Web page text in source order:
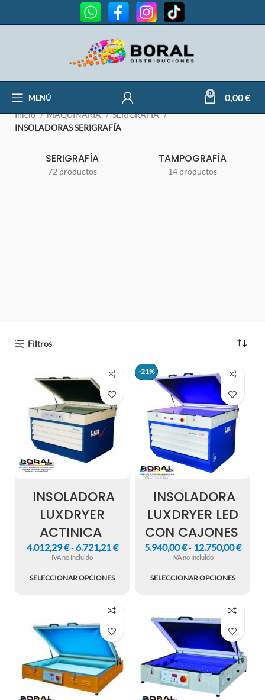
MENÚ 0 0,00€
INSOLADORAS SERIGRAFÍA
Inicio MAQUINARIA
SERIGRAFÍA
INSOLADORAS SERIGRAFÍA
SERIGRAFÍA
72 productos
TAMPOGRAFÍA
14 productos
Filtros
INSOLADORA
LUXDRYER
ACTINICA
4.012,29€ - 6.721,21€
IVA no Incluido
SELECCIONAR OPCIONES
-21%
-21%
INSOLADORA
LUXDRYER LED
CON CAJONES
5.940,00€- 12.750,00€
IVA no Incluido
SELECCIONAR OPCIONES